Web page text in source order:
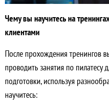
Чему вы научитесь на
клиентами
После прохождения тренингов
проводить занятия по пилатесу
подготовки, используя
научитесь: